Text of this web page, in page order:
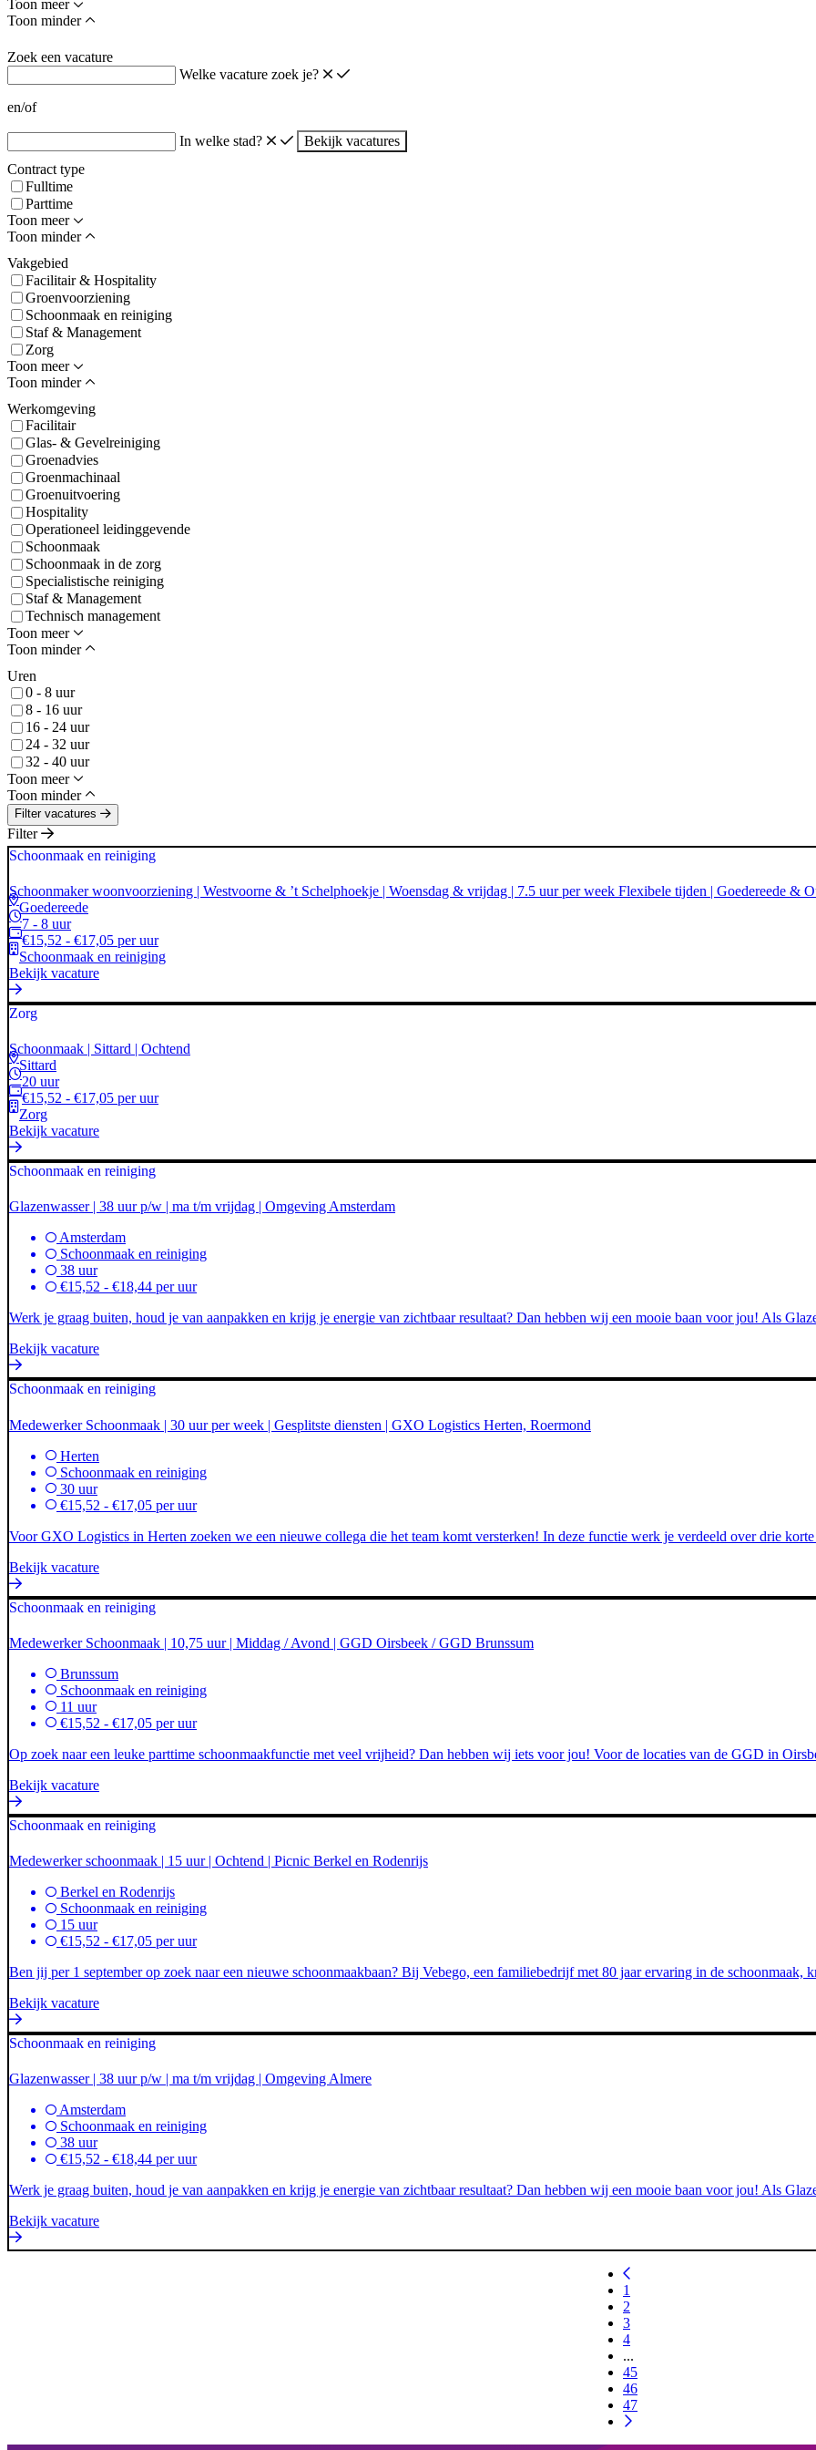
Toon meer
Toon minder
Zoek een vacature
Welke vacature zoek je?
en/of
In welke stad?
Bekijk vacatures
Contract type
Fulltime
Parttime
Toon meer
Toon minder
Vakgebied
Facilitair & Hospitality
Groenvoorziening
Schoonmaak en reiniging
Staf & Management
Zorg
Toon meer
Toon minder
Werkomgeving
Facilitair
Glas- & Gevelreiniging
Groenadvies
Groenmachinaal
Groenuitvoering
Hospitality
Operationeel leidinggevende
Schoonmaak
Schoonmaak in de zorg
Specialistische reiniging
Staf & Management
Technisch management
Toon meer
Toon minder
Uren
0 - 8 uur
8 - 16 uur
16 - 24 uur
24 - 32 uur
32 - 40 uur
Toon meer
Toon minder
Filter vacatures
Filter
Schoonmaak en reiniging
Schoonmaker woonvoorziening | Westvoorne & ’t Schelphoekje | Woensdag & vrijdag | 7.5 uur per week Flexibele tijden | Goedereede &
Goedereede
7 - 8 uur
€15,52 - €17,05 per uur
Schoonmaak en reiniging
Bekijk vacature
Zorg
Schoonmaak | Sittard | Ochtend
Sittard
20 uur
€15,52 - €17,05 per uur
Zorg
Bekijk vacature
Schoonmaak en reiniging
Glazenwasser | 38 uur p/w | ma t/m vrijdag | Omgeving Amsterdam
Amsterdam
Schoonmaak en reiniging
38 uur
€15,52 - €18,44 per uur
Werk je graag buiten, houd je van aanpakken en krijg je energie van zichtbaar resultaat? Dan hebben wij een mooie baan voor jou! Als
Bekijk vacature
Schoonmaak en reiniging
Medewerker Schoonmaak | 30 uur per week | Gesplitste diensten | GXO Logistics Herten, Roermond
Herten
Schoonmaak en reiniging
30 uur
€15,52 - €17,05 per uur
Voor GXO Logistics in Herten zoeken we een nieuwe collega die het team komt versterken! In deze functie werk je verdeeld over drie
Bekijk vacature
Schoonmaak en reiniging
Medewerker Schoonmaak | 10,75 uur | Middag / Avond | GGD Oirsbeek / GGD Brunssum
Brunssum
Schoonmaak en reiniging
11 uur
€15,52 - €17,05 per uur
Op zoek naar een leuke parttime schoonmaakfunctie met veel vrijheid? Dan hebben wij iets voor jou! Voor de locaties van de GGD in
Bekijk vacature
Schoonmaak en reiniging
Medewerker schoonmaak | 15 uur | Ochtend | Picnic Berkel en Rodenrijs
Berkel en Rodenrijs
Schoonmaak en reiniging
15 uur
€15,52 - €17,05 per uur
Ben jij per 1 september op zoek naar een nieuwe schoonmaakbaan? Bij Vebego, een familiebedrijf met 80 jaar ervaring in de
Bekijk vacature
Schoonmaak en reiniging
Glazenwasser | 38 uur p/w | ma t/m vrijdag | Omgeving Almere
Amsterdam
Schoonmaak en reiniging
38 uur
€15,52 - €18,44 per uur
Werk je graag buiten, houd je van aanpakken en krijg je energie van zichtbaar resultaat? Dan hebben wij een mooie baan voor jou! Als
Bekijk vacature
1
2
3
4
...
45
46
47